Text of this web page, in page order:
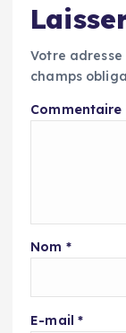
Votre
champs
Commentaire
Nom *
E-mail*